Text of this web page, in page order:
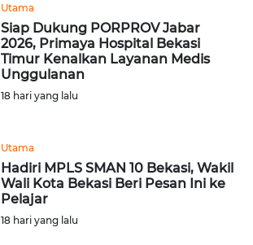
Utama
Siap Dukung PORPROV Jabar
2026, Primaya Hospital Bekasi
Timur Kenalkan Layanan Medis
Unggulanan
18 hari yang lalu
Utama
Hadiri MPLS SMAN 10 Bekasi, Wakil
Wali Kota Bekasi Beri Pesan Ini ke
Pelajar
18 hari yang lalu